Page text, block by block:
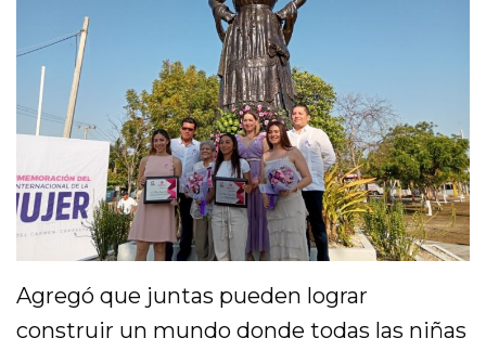
Agregó que juntas pueden lograr
construir un mundo donde todas las niñas